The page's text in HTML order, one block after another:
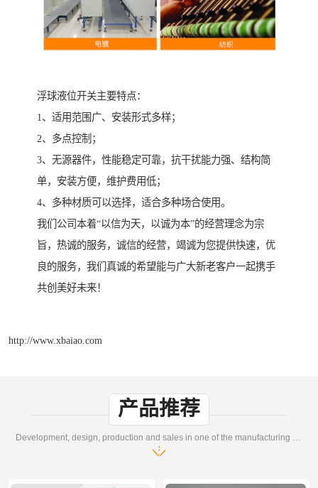
浮球液位开关主要特点：
1、适用范围广、安装形式多样；
2、多点控制；
3、无源器件，性能稳定可靠，抗干扰能力强、结构简
单，安装方便，维护费用低；
4、多种材质可以选择，适合多种场合使用。
我们公司本着“以信为天，以诚为本”的经营理念为宗
旨，热诚的服务，诚信的经营，竭诚为您提供快速，优
良的服务，我们真诚的希望能与广大新老客户一起携手
共创美好未来！
http://www.xbaiao.com
产品推荐
Development, design, production and sales in one of the manufacturing enterprises